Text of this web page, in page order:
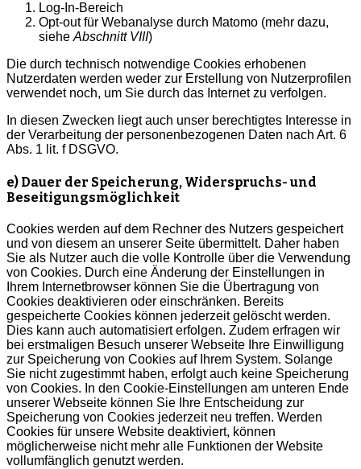
Log-In-Bereich
Opt-out für Webanalyse durch Matomo (mehr dazu,
sieheAbschnitt VIII)
Die durch technisch notwendige Cookies erhobenen
Nutzerdaten werden weder zur Erstellung von Nutzerprofilen
verwendet noch, um Sie durch das Internet zu verfolgen.
In diesen Zwecken liegt auch unser berechtigtes Interesse in
der Verarbeitung der personenbezogenen Daten nach Art. 6
Abs. 1 lit. f DSGVO.
e) Dauer der Speicherung, Widerspruchs- und
Beseitigungsmöglichkeit
Cookies werden auf dem Rechner des Nutzers gespeichert
und von diesem an unserer Seite übermittelt. Daher haben
Sie als Nutzer auch die volle Kontrolle über die Verwendung
von Cookies. Durch eine Änderung der Einstellungen in
Ihrem Internetbrowser können Sie die Übertragung von
Cookies deaktivieren oder einschränken. Bereits
gespeicherte Cookies können jederzeit gelöscht werden.
Dies kann auch automatisiert erfolgen. Zudem erfragen wir
bei erstmaligen Besuch unserer Webseite Ihre Einwilligung
zur Speicherung von Cookies auf Ihrem System. Solange
Sie nicht zugestimmt haben, erfolgt auch keine Speicherung
von Cookies. In den Cookie-Einstellungen am unteren Ende
unserer Webseite können Sie Ihre Entscheidung zur
Speicherung von Cookies jederzeit neu treffen. Werden
Cookies für unsere Website deaktiviert, können
möglicherweise nicht mehr alle Funktionen der Website
vollumfänglich genutzt werden.